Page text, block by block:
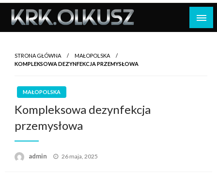
Skip
content
STRONA GŁÓWNA
MAŁOPOLSKA
KOMPLEKSOWA DEZYNFEKCJA PRZEMYSŁOWA
MAŁOPOLSKA
Kompleksowa dezynfekcja
przemysłowa
admin
Opublikowane
26 maja, 2025